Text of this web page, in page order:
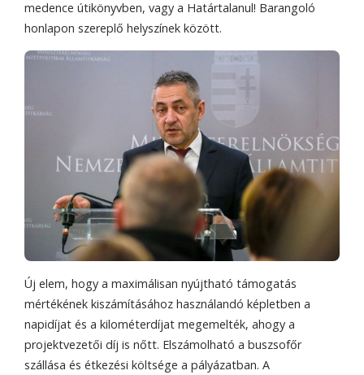
medence útikönyvben, vagy a Határtalanul! Barangoló
honlapon szereplő helyszínek között.
Új elem, hogy a maximálisan nyújtható támogatás
mértékének kiszámításához használandó képletben a
napidíjat és a kilométerdíjat megemelték, ahogy a
projektvezetői díj is nőtt. Elszámolható a buszsofőr
szállása és étkezési költsége a pályázatban. A